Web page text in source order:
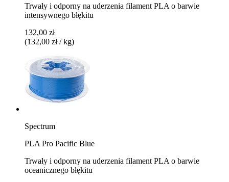
Trwały i odporny na uderzenia filament PLA o barwie
intensywnego błękitu
132,00 zł
(132,00 zł / kg)
Spectrum
PLA Pro Pacific Blue
Trwały i odporny na uderzenia filament PLA o barwie
oceanicznego błękitu